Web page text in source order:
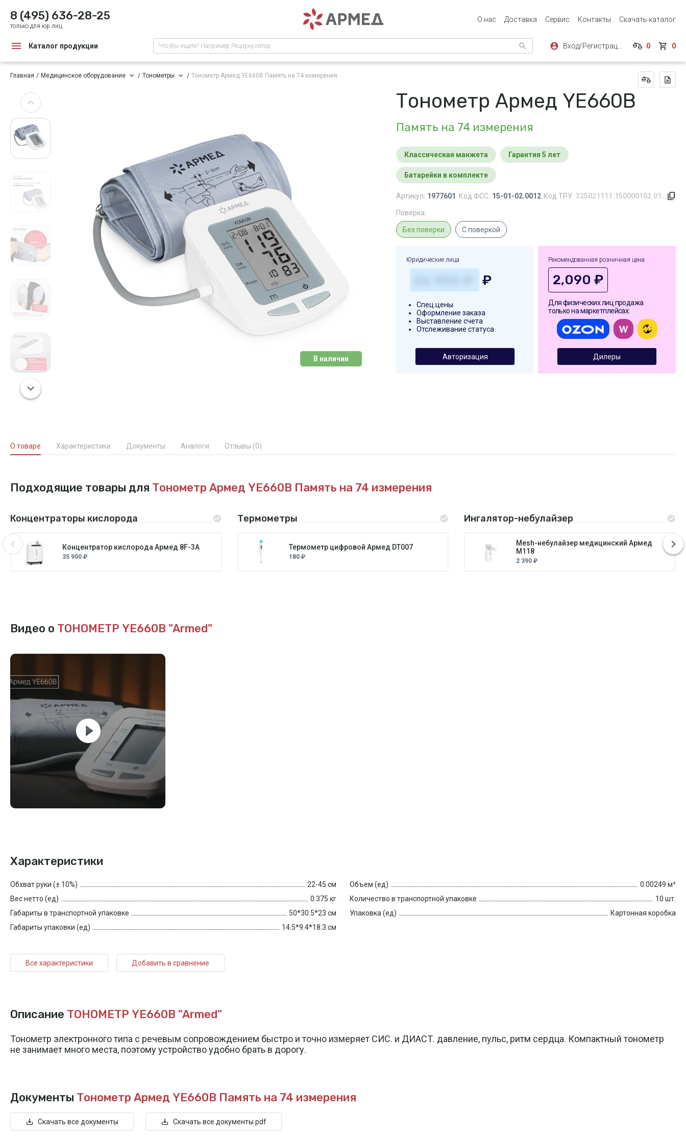
8 (495) 636-28-25
только для юр.лиц
О нас Доставка Сервис Контакты Скачать каталог
Каталог продукции Что Вы ищете? Например Рециркулятор 0 0
Главная Медицинское оборудование Тонометры Тонометр Армед YE660B Память на 74 измерения
В наличии
Тонометр Армед YE660B
Память на 74 измерения
Классическая манжета Гарантия 5 лет
Батарейки в комплекте
Артикул: 1977601 Код ФСС: 15-01-02.0012 Код ТРУ:
Поверка:
Без поверки С поверкой
Юридические лица
₽
Спец.цены
Оформление заказа
Выставление счета
Отслеживание статуса
Авторизация
Рекомендованная розничная цена
2,090 ₽
Для физических лиц продажа
только на маркетплейсах:
Дилеры
О товаре Характеристики Документы Аналоги Отзывы (0)
Подходящие товары для Тонометр Армед YE660B Память на 74 измерения
Концентраторы кислорода
Концентратор кислорода Армед 8F-3A
35 900 ₽
Термометры
Термометр цифровой Армед DT007
180 ₽
Ингалятор-небулайзер
Mesh-небулайзер медицинский Армед
M118
2 390 ₽
Видео о ТОНОМЕТР YE660B "Armed"
Характеристики
Обхват руки (± 10%)
22-45 см
Вес нетто (ед)
0.375 кг
Габариты в транспортной упаковке
50*30.5*23 см
Габариты упаковки (ед)
14.5*9.4*18.3 см
Объем (ед)
0.00249 м³
Количество в транспортной упаковке
10 шт.
Упаковка (ед)
Картонная коробка
Все характеристики Добавить в сравнение
Описание ТОНОМЕТР YE660B "Armed"
Тонометр электронного типа с речевым сопровождением быстро и точно измеряет СИС. и ДИАСТ. давление, пульс, ритм сердца. Компактный тонометр
не занимает много места, поэтому устройство удобно брать в дорогу.
Документы Тонометр Армед YE660B Память на 74 измерения
Скачать все документы Скачать все документы pdf